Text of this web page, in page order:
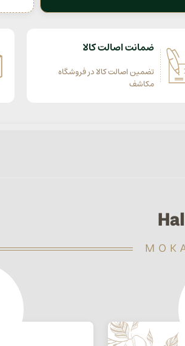
ضمانت اصالت کالا
تضمین اصالت کالا در فروشگاه
مکاشف